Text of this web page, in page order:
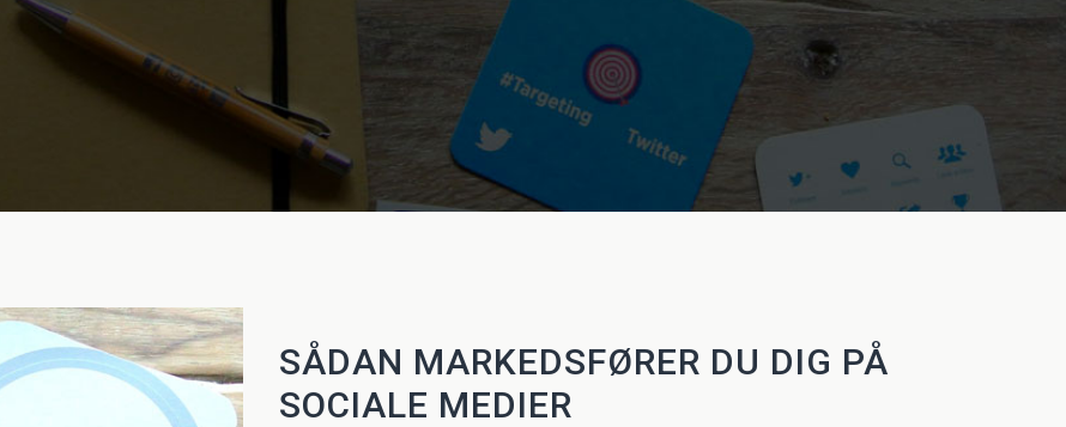
SÅDAN MARKEDSFØRER DU DIG PÅ
SOCIALE MEDIER